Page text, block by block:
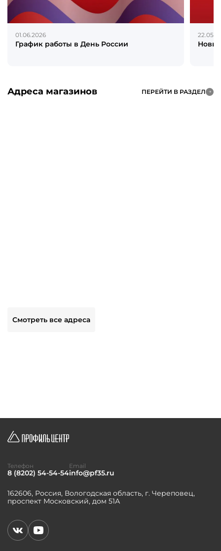
01.06.2026
График работы в День России
Адреса магазинов ПЕРЕЙТИ В РАЗДЕЛ
Смотреть все адреса
162606, Россия, Вологодская область, г. Череповец,
проспект Московский, дом 51А
Телефон
8 (8202) 54-54-54
Email
info@pf35.ru